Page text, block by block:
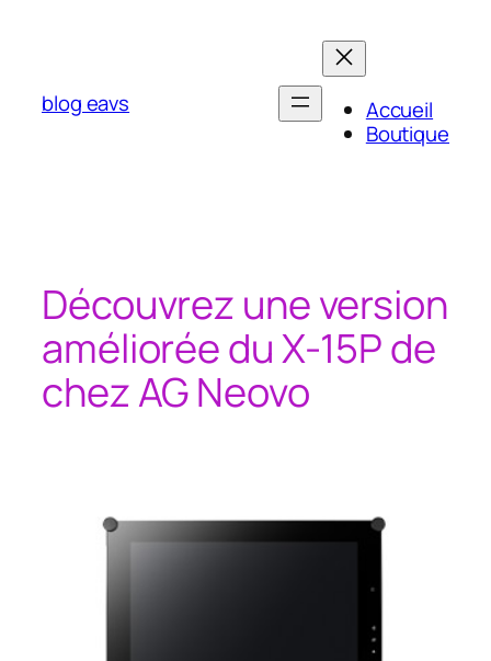
blog eavs
Accueil
Boutique
Découvrez une version
améliorée du X-15P de
chez AG Neovo